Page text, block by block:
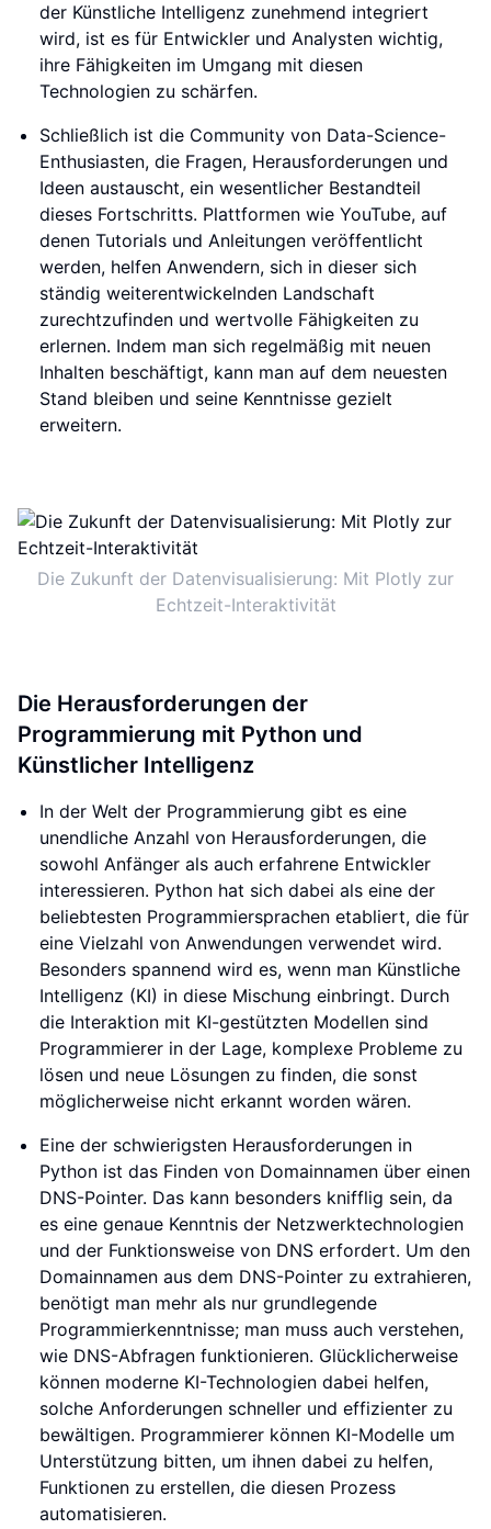
der Künstliche Intelligenz zunehmend integriert
wird, ist es für Entwickler und Analysten wichtig,
ihre Fähigkeiten im Umgang mit diesen
Technologien zu schärfen.
Schließlich ist die Community von Data-Science-
Enthusiasten, die Fragen, Herausforderungen und
Ideen austauscht, ein wesentlicher Bestandteil
dieses Fortschritts. Plattformen wie YouTube, auf
denen Tutorials und Anleitungen veröffentlicht
werden, helfen Anwendern, sich in dieser sich
ständig weiterentwickelnden Landschaft
zurechtzufinden und wertvolle Fähigkeiten zu
erlernen. Indem man sich regelmäßig mit neuen
Inhalten beschäftigt, kann man auf dem neuesten
Stand bleiben und seine Kenntnisse gezielt
erweitern.
Die Zukunft der Datenvisualisierung: Mit Plotly zur
Echtzeit-Interaktivität
Die Herausforderungen der
Programmierung mit Python und
Künstlicher Intelligenz
In der Welt der Programmierung gibt es eine
unendliche Anzahl von Herausforderungen, die
sowohl Anfänger als auch erfahrene Entwickler
interessieren. Python hat sich dabei als eine der
beliebtesten Programmiersprachen etabliert, die für
eine Vielzahl von Anwendungen verwendet wird.
Besonders spannend wird es, wenn man Künstliche
Intelligenz (KI) in diese Mischung einbringt. Durch
die Interaktion mit KI-gestützten Modellen sind
Programmierer in der Lage, komplexe Probleme zu
lösen und neue Lösungen zu finden, die sonst
möglicherweise nicht erkannt worden wären.
Eine der schwierigsten Herausforderungen in
Python ist das Finden von Domainnamen über einen
DNS-Pointer. Das kann besonders knifflig sein, da
es eine genaue Kenntnis der Netzwerktechnologien
und der Funktionsweise von DNS erfordert. Um den
Domainnamen aus dem DNS-Pointer zu extrahieren,
benötigt man mehr als nur grundlegende
Programmierkenntnisse; man muss auch verstehen,
wie DNS-Abfragen funktionieren. Glücklicherweise
können moderne KI-Technologien dabei helfen,
solche Anforderungen schneller und effizienter zu
bewältigen. Programmierer können KI-Modelle um
Unterstützung bitten, um ihnen dabei zu helfen,
Funktionen zu erstellen, die diesen Prozess
automatisieren.